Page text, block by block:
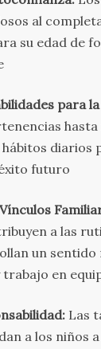
al
su edad de
para la
hasta
diarios
futuro
a las
un sentido
en
Las
a los niños